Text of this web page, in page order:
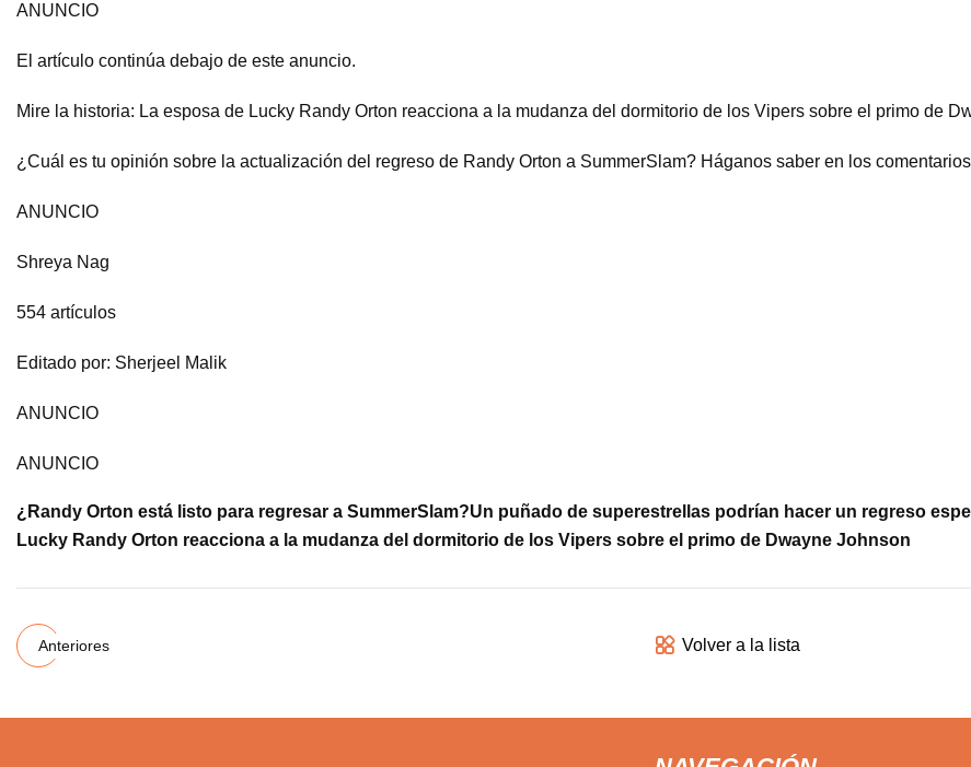
ANUNCIO
El artículo continúa debajo de este anuncio.
Mire la historia: La esposa de Lucky Randy Orton reacciona a la mudanza del dormitorio de los Vipers sobre el primo de
¿Cuál es tu opinión sobre la actualización del regreso de Randy Orton a SummerSlam? Háganos saber en los
ANUNCIO
Shreya Nag
554 artículos
Editado por: Sherjeel Malik
ANUNCIO
ANUNCIO
¿Randy Orton está listo para regresar a SummerSlam?Un puñado de superestrellas podrían hacer un regreso
Lucky Randy Orton reacciona a la mudanza del dormitorio de los Vipers sobre el primo de Dwayne Johnson
Anteriores Volver a la lista